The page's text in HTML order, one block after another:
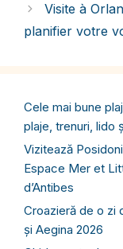
Visite à
planifier votre
Cele mai bune
plaje, trenuri, lido
Vizitează
Espace Mer et
d’Antibes
Croazieră de o zi
și Aegina 2026